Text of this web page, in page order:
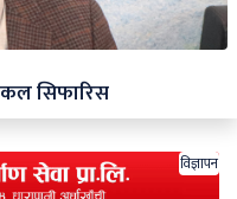
सिफारिस
विज्ञापन